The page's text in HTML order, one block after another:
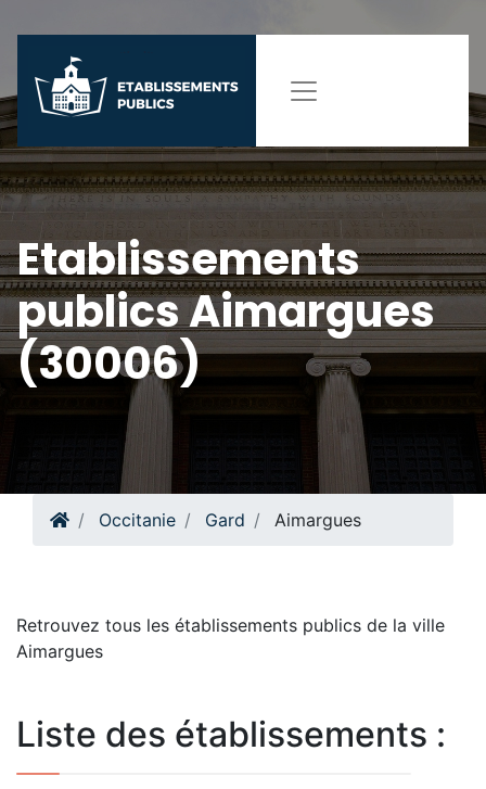
Etablissements
publics Aimargues
(30006)
Occitanie Gard Aimargues
Retrouvez tous les établissements publics de la ville
Aimargues
Liste des établissements :